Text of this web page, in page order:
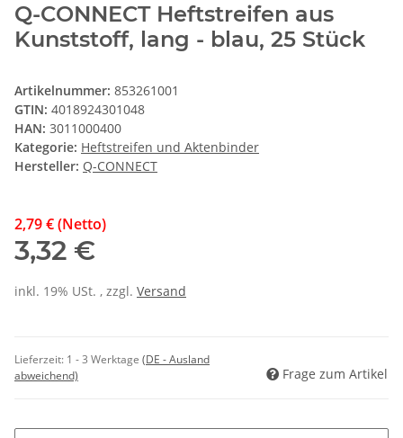
Q-CONNECT Heftstreifen aus
Kunststoff, lang - blau, 25 Stück
Artikelnummer: 853261001
GTIN: 4018924301048
HAN: 3011000400
Kategorie: Heftstreifen und Aktenbinder
Hersteller: Q-CONNECT
2,79 € (Netto)
3,32 €
inkl. 19% USt. , zzgl. Versand
Lieferzeit: 1 - 3 Werktage (DE - Ausland
abweichend)
Frage zum Artikel